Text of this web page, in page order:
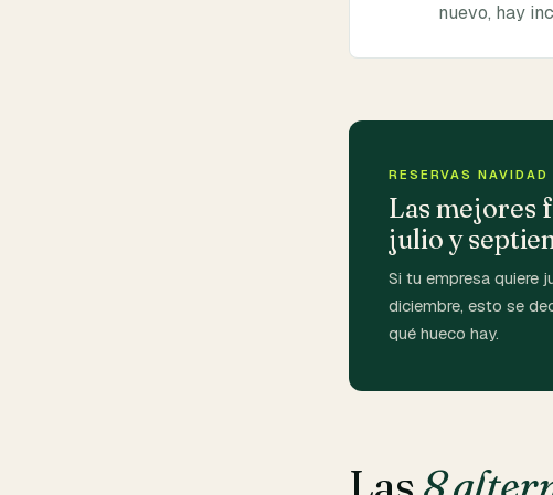
nuevo, hay
RESERVAS
Las mejores
julio y
Si tu empresa quiere
diciembre, esto se
qué hueco hay.